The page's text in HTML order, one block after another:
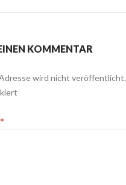
KOMMENTAR
wird nicht veröffentlicht.
*